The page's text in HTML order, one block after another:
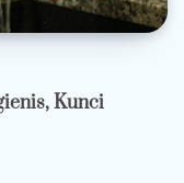
Kunci